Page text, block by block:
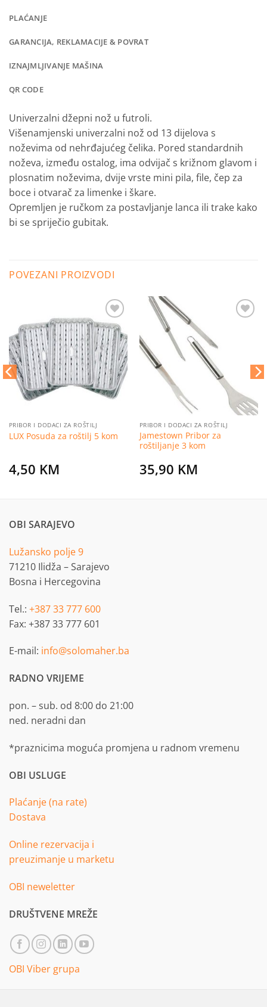
PLAĆANJE
GARANCIJA, REKLAMACIJE & POVRAT
IZNAJMLJIVANJE MAŠINA
QR CODE
Univerzalni džepni nož u futroli.
Višenamjenski univerzalni nož od 13 dijelova s ​​
noževima od nehrđajućeg čelika. Pored standardnih
noževa, između ostalog, ima odvijač s križnom glavom i
plosnatim noževima, dvije vrste mini pila, file, čep za
boce i otvarač za limenke i škare.
Opremljen je ručkom za postavljanje lanca ili trake kako
bi se spriječio gubitak.
POVEZANI PROIZVODI
Dodaj
na
listu
želja
PRIBOR I DODACI ZA ROŠTILJ
LUX Posuda za roštilj 5 kom
4,50 KM
PRIBOR I DODACI ZA ROŠTILJ
Jamestown Pribor za
roštiljanje 3 kom
35,90 KM
OBI SARAJEVO
Lužansko polje 9
71210 Ilidža – Sarajevo
Bosna i Hercegovina
Tel.: +387 33 777 600
Fax: +387 33 777 601
E-mail: info@solomaher.ba
RADNO VRIJEME
pon. – sub. od 8:00 do 21:00
ned. neradni dan
*praznicima moguća promjena u radnom vremenu
OBI USLUGE
Plaćanje (na rate)
Dostava
Online rezervacija i
preuzimanje u marketu
OBI neweletter
DRUŠTVENE MREŽE
OBI Viber grupa